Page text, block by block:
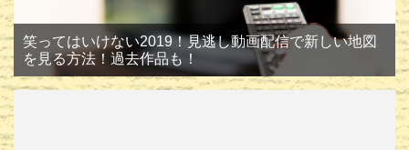
笑ってはいけない2019！見逃し動画配信で新しい地図
を見る方法！過去作品も！